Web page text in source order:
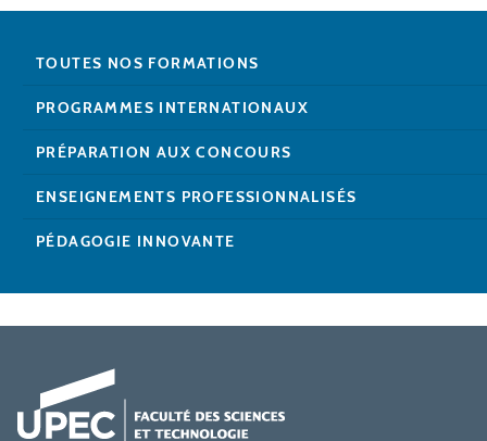
TOUTES NOS FORMATIONS
PROGRAMMES INTERNATIONAUX
PRÉPARATION AUX CONCOURS
ENSEIGNEMENTS PROFESSIONNALISÉS
PÉDAGOGIE INNOVANTE